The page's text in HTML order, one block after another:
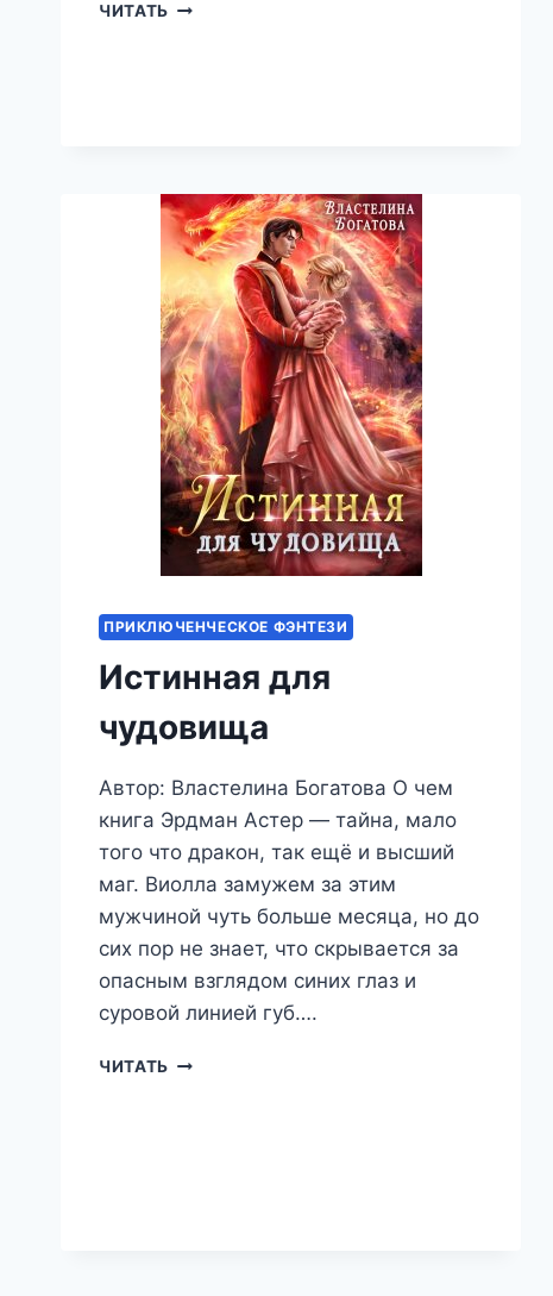
ЧИТАТЬ ЭТО
ПРИКЛЮЧЕНЧЕСКОЕ ФЭНТЕЗИ
Истинная для
чудовища
Автор: Властелина Богатова О чем
книга Эрдман Астер — тайна, мало
того что дракон, так ещё и высший
маг. Виолла замужем за этим
мужчиной чуть больше месяца, но до
сих пор не знает, что скрывается за
опасным взглядом синих глаз и
суровой линией губ….
ЧИТАТЬ ИСТИННАЯ